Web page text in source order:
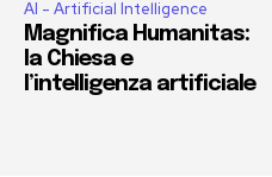
AI - Artificial Intelligence
Magnifica Humanitas:
la Chiesa e
l’intelligenza artificiale